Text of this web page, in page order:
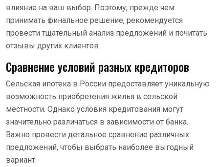
влияние на ваш выбор. Поэтому, прежде чем
принимать финальное решение, рекомендуется
провести тщательный анализ предложений и почитать
отзывы других клиентов.
Сравнение условий разных кредиторов
Сельская ипотека в России предоставляет уникальную
возможность приобретения жилья в сельской
местности. Однако условия кредитования могут
значительно различаться в зависимости от банка.
Важно провести детальное сравнение различных
предложений, чтобы выбрать наиболее выгодный
вариант.